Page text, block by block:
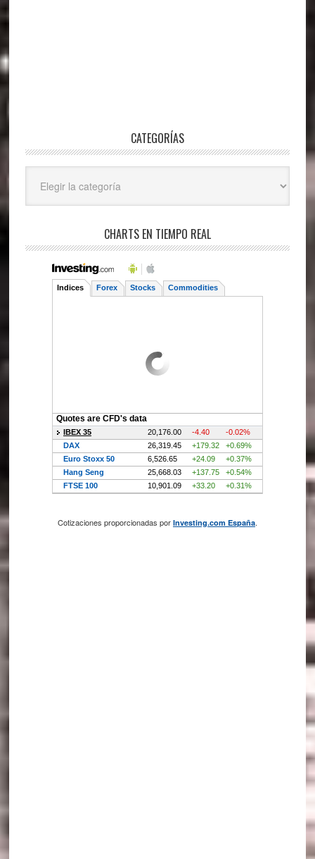
CATEGORÍAS
CHARTS EN TIEMPO REAL
Cotizaciones proporcionadas por Investing.com España.